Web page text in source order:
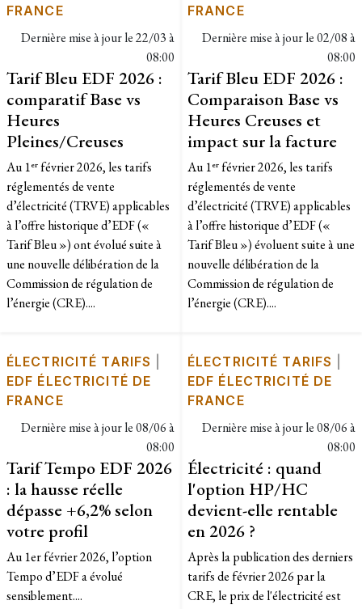
FRANCE
Dernière mise à jour le22/03 à
08:00
Tarif Bleu EDF 2026 :
comparatif Base vs
Heures
Pleines/Creuses
Au 1ᵉʳ février 2026, les tarifs
réglementés de vente
d’électricité (TRVE) applicables
à l’offre historique d’EDF («
Tarif Bleu ») ont évolué suite à
une nouvelle délibération de la
Commission de régulation de
l’énergie (CRE)....
FRANCE
Dernière mise à jour le02/08 à
08:00
Tarif Bleu EDF 2026 :
Comparaison Base vs
Heures Creuses et
impact sur la facture
Au 1ᵉʳ février 2026, les tarifs
réglementés de vente
d’électricité (TRVE) applicables
à l’offre historique d’EDF («
Tarif Bleu ») évoluent suite à une
nouvelle délibération de la
Commission de régulation de
l’énergie (CRE)....
ÉLECTRICITÉ TARIFS
EDF ÉLECTRICITÉ DE
FRANCE
Dernière mise à jour le08/06 à
08:00
Tarif Tempo EDF 2026
: la hausse réelle
dépasse +6,2% selon
votre profil
Au 1er février 2026, l’option
Tempo d’EDF a évolué
sensiblement....
ÉLECTRICITÉ TARIFS
EDF ÉLECTRICITÉ DE
FRANCE
Dernière mise à jour le08/06 à
08:00
Électricité : quand
l'option HP/HC
devient-elle rentable
en 2026 ?
Après la publication des derniers
tarifs de février 2026 par la
CRE, le prix de l'électricité est